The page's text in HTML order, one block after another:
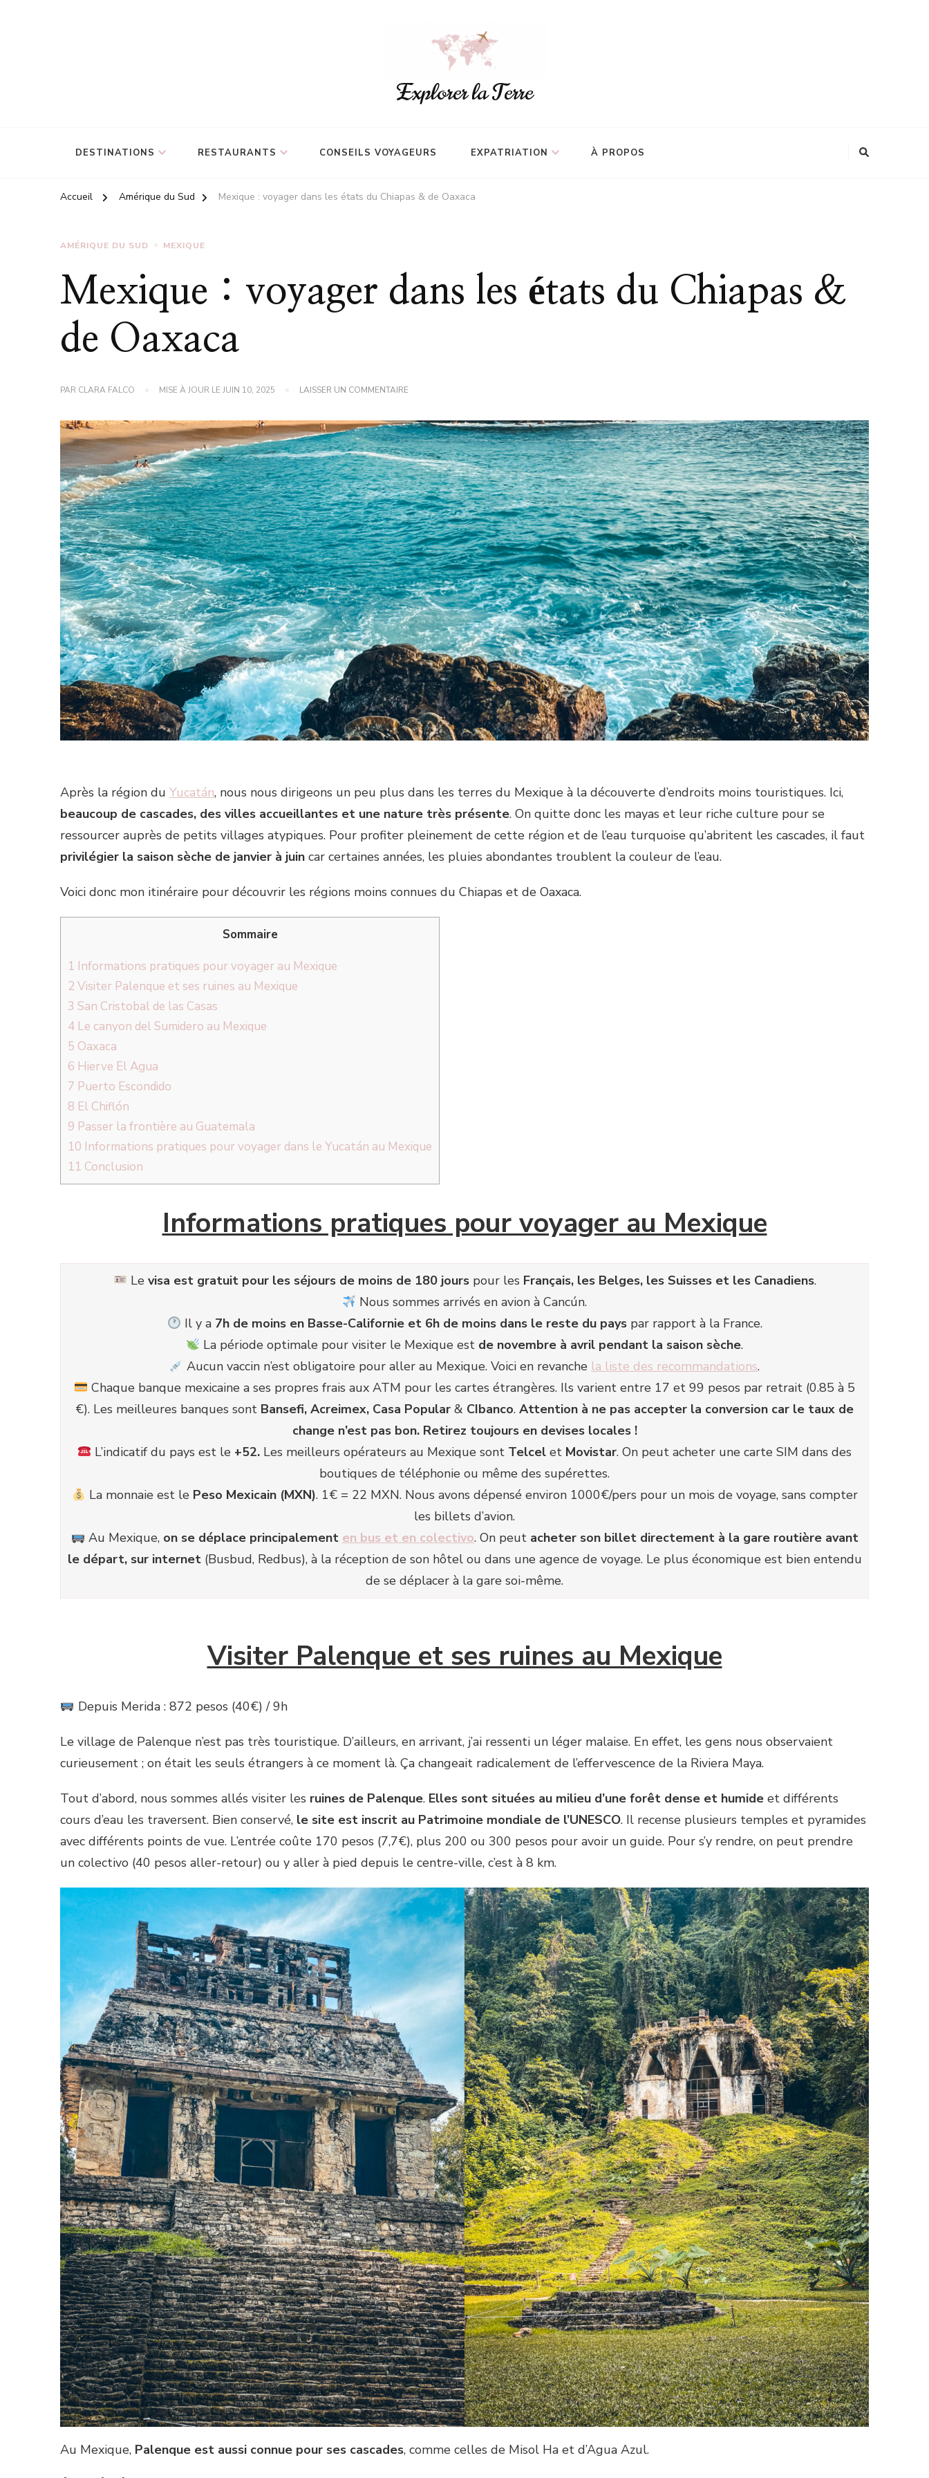
Explorer la Terre
DESTINATIONS RESTAURANTS CONSEILS VOYAGEURS EXPATRIATION À PROPOS
Accueil Amérique du Sud Mexique : voyager dans les états du Chiapas & de Oaxaca
AMÉRIQUE DU SUD MEXIQUE
Mexique : voyager dans les états du Chiapas &
de Oaxaca
PAR CLARA FALCO MISE À JOUR LEJUIN 10, 2025 LAISSER UN COMMENTAIRESUR
VOYAGER
DANS
LES
ÉTATS
DU
CHIAPAS
&
DE
OAXACA
Après la région du Yucatán, nous nous dirigeons un peu plus dans les terres du Mexique à la découverte d’endroits moins touristiques. Ici,
beaucoup de cascades, des villes accueillantes et une nature très présente. On quitte donc les mayas et leur riche culture pour se
ressourcer auprès de petits villages atypiques. Pour profiter pleinement de cette région et de l’eau turquoise qu’abritent les cascades, il faut
privilégier la saison sèche de janvier à juin car certaines années, les pluies abondantes troublent la couleur de l’eau.
Voici donc mon itinéraire pour découvrir les régions moins connues du Chiapas et de Oaxaca.
Sommaire
1 Informations pratiques pour voyager au Mexique
2Visiter Palenque et ses ruines au Mexique
3 San Cristobal de las Casas
4 Le canyon del Sumidero au Mexique
5 Oaxaca
6 Hierve El Agua
7 Puerto Escondido
8 El Chiflón
9 Passer la frontière au Guatemala
10 Informations pratiques pour voyager dans le Yucatán au Mexique
11 Conclusion
Informations pratiques pour voyager au Mexique
Le visa est gratuit pour les séjours de moins de 180 jourspour les Français, les Belges, les Suisses et les Canadiens.
Nous sommes arrivés en avion à Cancún.
Il y a 7h de moins en Basse-Californie et 6h de moins dans le reste du payspar rapport à la France.
La période optimale pour visiter le Mexique est de novembre à avril pendant la saison sèche.
Aucun vaccin n’est obligatoire pour aller au Mexique. Voici en revanche la liste des recommandations.
Chaque banque mexicaine a ses propres frais aux ATM pour les cartes étrangères. Ils varient entre 17 et 99 pesos par retrait (0.85 à 5
€). Les meilleures banques sont Bansefi, Acreimex, Casa Popular & CIbanco. Attention à ne pas accepter la conversion car le taux de
change n’est pas bon. Retirez toujours en devises locales !
L’indicatif du pays est le +52. Les meilleurs opérateurs au Mexique sont Telcel et Movistar. On peut acheter une carte SIM dans des
boutiques de téléphonie ou même des supérettes.
La monnaie est le Peso Mexicain (MXN). 1€ = 22 MXN. Nous avons dépensé environ 1000€/pers pour un mois de voyage, sans compter
les billets d’avion.
Au Mexique, on se déplace principalement en bus et en colectivo. On peutacheter son billet directement à la gare routière avant
le départ, sur internet(Busbud, Redbus), à la réception de son hôtel ou dans une agence de voyage. Le plus économique est bien entendu
de se déplacer à la gare soi-même.
Visiter Palenque et ses ruines au Mexique
Depuis Merida : 872 pesos (40€) / 9h
Le village de Palenque n’est pas très touristique. D’ailleurs, en arrivant, j’ai ressenti un léger malaise. En effet, les gens nous observaient
curieusement ; on était les seuls étrangers à ce moment là. Ça changeait radicalement de l’effervescence de la Riviera Maya.
Tout d’abord, nous sommes allés visiter les ruines de Palenque. Elles sont situées au milieu d’une forêt dense et humide et différents
cours d’eau les traversent. Bien conservé, le site est inscrit au Patrimoine mondiale de l’UNESCO. Il recense plusieurs temples et pyramides
avec différents points de vue. L’entrée coûte 170 pesos (7,7€), plus 200 ou 300 pesos pour avoir un guide. Pour s’y rendre, on peut prendre
un colectivo (40 pesos aller-retour) ou y aller à pied depuis le centre-ville, c’est à 8 km.
Au Mexique, Palenque est aussi connue pour ses cascades, comme celles de Misol Ha et d’Agua Azul.